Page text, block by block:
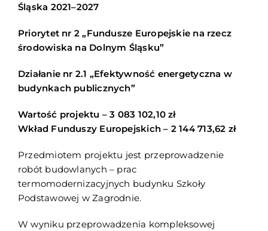
Śląska 2021–2027
Priorytet nr 2 „Fundusze Europejskie na rzecz
środowiska na Dolnym Śląsku”
Działanie nr 2.1 „Efektywność energetyczna w
budynkach publicznych”
Wartość projektu – 3 083 102,10 zł
Wkład Funduszy Europejskich – 2 144 713,62 zł
Przedmiotem projektu jest przeprowadzenie
robót budowlanych – prac
termomodernizacyjnych budynku Szkoły
Podstawowej w Zagrodnie.
W wyniku przeprowadzenia kompleksowej